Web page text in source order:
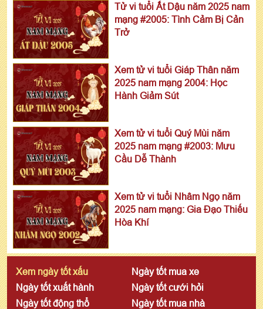
Tử vi tuổi Ất Dậu năm 2025 nam
mạng #2005: Tình Cảm Bị Cản
Trở
Xem tử vi tuổi Giáp Thân năm
2025 nam mạng 2004: Học
Hành Giảm Sút
Xem tử vi tuổi Quý Mùi năm
2025 nam mạng #2003: Mưu
Cầu Dễ Thành
Xem tử vi tuổi Nhâm Ngọ năm
2025 nam mạng: Gia Đạo Thiếu
Hòa Khí
Xem ngày tốt xấu
Ngày tốt mua xe
Ngày tốt xuất hành
Ngày tốt cưới hỏi
Ngày tốt động thổ
Ngày tốt mua nhà